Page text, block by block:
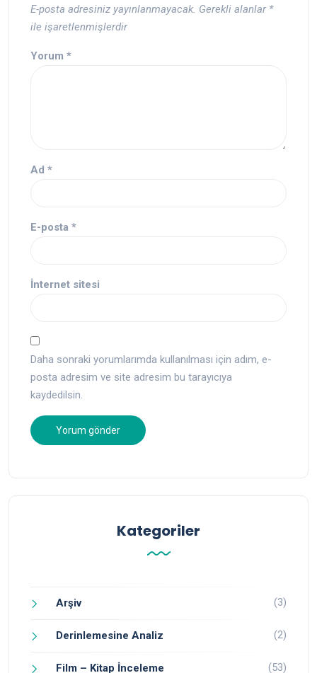
E-posta adresiniz yayınlanmayacak. Gerekli alanlar *
ile işaretlenmişlerdir
Yorum *
Ad *
E-posta *
İnternet sitesi
Daha sonraki yorumlarımda kullanılması için adım, e-
posta adresim ve site adresim bu tarayıcıya
kaydedilsin.
Kategoriler
Arşiv (3)
Derinlemesine Analiz (2)
Film – Kitap İnceleme (53)